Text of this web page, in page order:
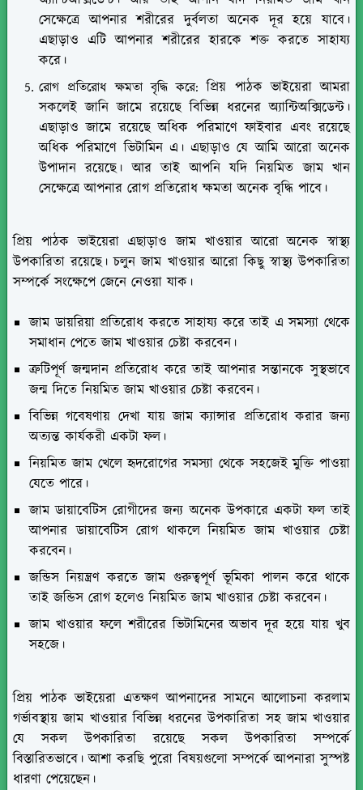
সেক্ষেত্রে আপনার শরীরের দুর্বলতা অনেক দূর হয়ে যাবে।
এছাড়াও এটি আপনার শরীরের হারকে শক্ত করতে সাহায্য
করে।
রোগ প্রতিরোধ ক্ষমতা বৃদ্ধি করে: প্রিয় পাঠক ভাইয়েরা আমরা
সকলেই জানি জামে রয়েছে বিভিন্ন ধরনের অ্যান্টিঅক্সিডেন্ট।
এছাড়াও জামে রয়েছে অধিক পরিমাণে ফাইবার এবং রয়েছে
অধিক পরিমাণে ভিটামিন এ। এছাড়াও যে আমি আরো অনেক
উপাদান রয়েছে। আর তাই আপনি যদি নিয়মিত জাম খান
সেক্ষেত্রে আপনার রোগ প্রতিরোধ ক্ষমতা অনেক বৃদ্ধি পাবে।
প্রিয় পাঠক ভাইয়েরা এছাড়াও জাম খাওয়ার আরো অনেক স্বাস্থ্য
উপকারিতা রয়েছে। চলুন জাম খাওয়ার আরো কিছু স্বাস্থ্য উপকারিতা
সম্পর্কে সংক্ষেপে জেনে নেওয়া যাক।
জাম ডায়রিয়া প্রতিরোধ করতে সাহায্য করে তাই এ সমস্যা থেকে
সমাধান পেতে জাম খাওয়ার চেষ্টা করবেন।
ত্রুটিপূর্ণ জন্মদান প্রতিরোধ করে তাই আপনার সন্তানকে সুস্থভাবে
জন্ম দিতে নিয়মিত জাম খাওয়ার চেষ্টা করবেন।
বিভিন্ন গবেষণায় দেখা যায় জাম ক্যান্সার প্রতিরোধ করার জন্য
অত্যন্ত কার্যকরী একটা ফল।
নিয়মিত জাম খেলে হৃদরোগের সমস্যা থেকে সহজেই মুক্তি পাওয়া
যেতে পারে।
জাম ডায়াবেটিস রোগীদের জন্য অনেক উপকারে একটা ফল তাই
আপনার ডায়াবেটিস রোগ থাকলে নিয়মিত জাম খাওয়ার চেষ্টা
করবেন।
জন্ডিস নিয়ন্ত্রণ করতে জাম গুরুত্বপূর্ণ ভূমিকা পালন করে থাকে
তাই জন্ডিস রোগ হলেও নিয়মিত জাম খাওয়ার চেষ্টা করবেন।
জাম খাওয়ার ফলে শরীরের ভিটামিনের অভাব দূর হয়ে যায় খুব
সহজে।
প্রিয় পাঠক ভাইয়েরা এতক্ষণ আপনাদের সামনে আলোচনা করলাম
গর্ভাবস্থায় জাম খাওয়ার বিভিন্ন ধরনের উপকারিতা সহ জাম খাওয়ার
যে সকল উপকারিতা রয়েছে সকল উপকারিতা সম্পর্কে
বিস্তারিতভাবে। আশা করছি পুরো বিষয়গুলো সম্পর্কে আপনারা সুস্পষ্ট
ধারণা পেয়েছেন।